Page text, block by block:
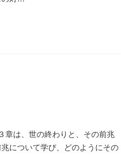
章は、世の終わりと、その前兆
について学び、どのようにその